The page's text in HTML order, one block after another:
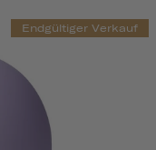
Endgültiger Verkauf